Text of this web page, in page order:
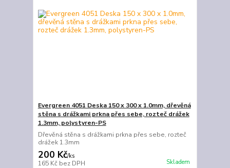
Evergreen 4051 Deska 150 x 300 x 1.0mm, dřevěná
stěna s drážkami prkna přes sebe, rozteč drážek
1.3mm, polystyren-PS
Dřevěná stěna s drážkami prkna přes sebe, rozteč
drážek 1.3mm
200 Kč/ks
165 Kč bez DPH Skladem